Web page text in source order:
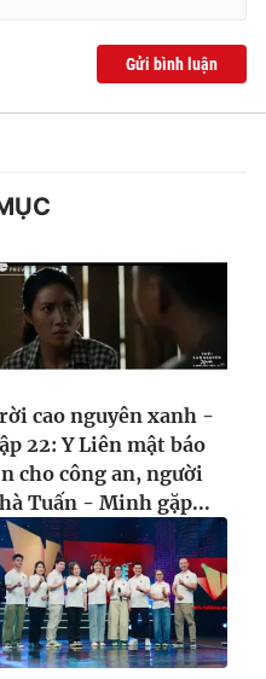
Gửi bình luận
cao nguyên xanh -
22: Y Liên mật báo
cho công an, người
Tuấn - Minh gặp...